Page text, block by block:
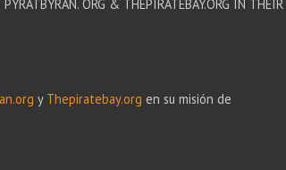
ORG & THEPIRATEBAY.ORG IN THEIR
y Thepiratebay.org en su misión de